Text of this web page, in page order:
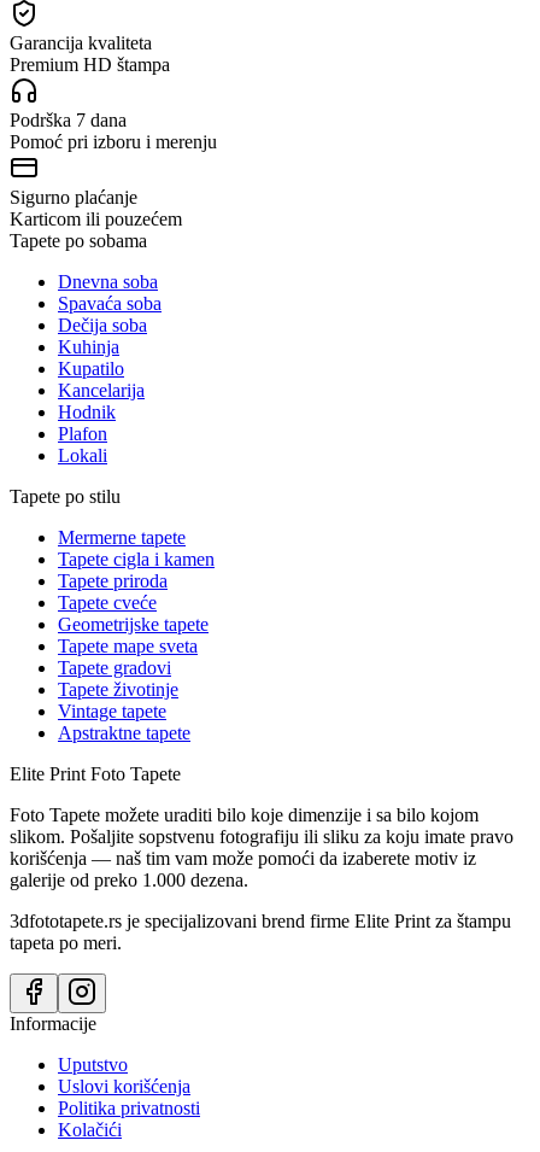
Garancija kvaliteta
Premium HD štampa
Podrška 7 dana
Pomoć pri izboru i merenju
Sigurno plaćanje
Karticom ili pouzećem
Tapete po sobama
Dnevna soba
Spavaća soba
Dečija soba
Kuhinja
Kupatilo
Kancelarija
Hodnik
Plafon
Lokali
Tapete po stilu
Mermerne tapete
Tapete cigla i kamen
Tapete priroda
Tapete cveće
Geometrijske tapete
Tapete mape sveta
Tapete gradovi
Tapete životinje
Vintage tapete
Apstraktne tapete
Elite Print Foto Tapete
Foto Tapete možete uraditi bilo koje dimenzije i sa bilo kojom
slikom. Pošaljite sopstvenu fotografiju ili sliku za koju imate pravo
korišćenja — naš tim vam može pomoći da izaberete motiv iz
galerije od preko 1.000 dezena.
3dfototapete.rs je specijalizovani brend firme Elite Print za štampu
tapeta po meri.
Informacije
Uputstvo
Uslovi korišćenja
Politika privatnosti
Kolačići